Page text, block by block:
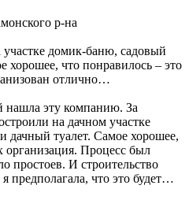
р-на
домик-баню, садовый
хорошее, что понравилось – это
отлично…
нашла эту компанию. За
на дачном участке
туалет. Самое хорошее,
организация. Процесс был
простоев. И строительство
предполагала, что это будет…